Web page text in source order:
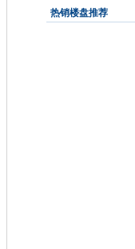
热销楼盘推荐